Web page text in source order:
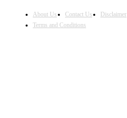
About Us Contact Us Disclaimer
Terms and Conditions